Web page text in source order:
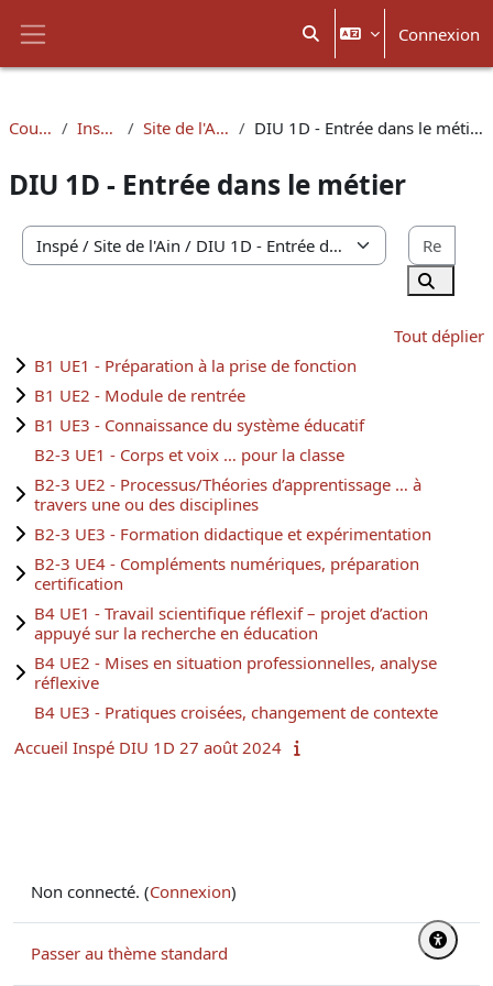
Activer/désactiver la
Connexion
Cours Inspé Site de l'Ain DIU 1D - Entrée dans le métier
DIU 1D - Entrée dans le métier
Catégories de cours
Tout déplier
B1 UE1 - Préparation à la prise de fonction
B1 UE2 - Module de rentrée
B1 UE3 - Connaissance du système éducatif
B2-3 UE1 - Corps et voix … pour la classe
B2-3 UE2 - Processus/Théories d’apprentissage … à
travers une ou des disciplines
B2-3 UE3 - Formation didactique et expérimentation
B2-3 UE4 - Compléments numériques, préparation
certification
B4 UE1 - Travail scientifique réflexif – projet d’action
appuyé sur la recherche en éducation
B4 UE2 - Mises en situation professionnelles, analyse
réflexive
B4 UE3 - Pratiques croisées, changement de contexte
Accueil Inspé DIU 1D 27 août 2024
Non connecté. (Connexion)
Passer au thème standard